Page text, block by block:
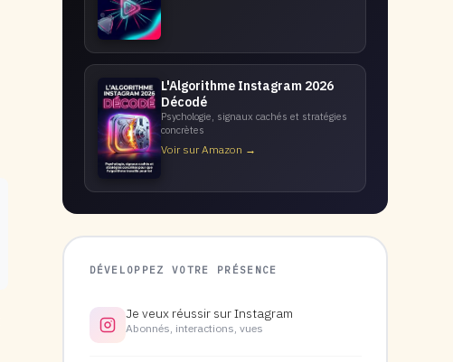
L'Algorithme Instagram 2026
Décodé
Psychologie, signaux cachés et stratégies
concrètes
Voir sur Amazon →
DÉVELOPPEZ VOTRE PRÉSENCE
Je veux réussir sur Instagram
Abonnés, interactions, vues